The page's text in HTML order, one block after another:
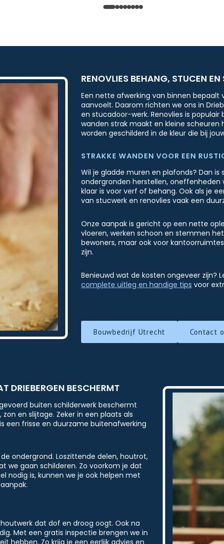
RENOVLIES BEHANG, STUCEN
Een nette afwerking van binnen
aanvoelt. Daarom richten we ons in
en stucadoor-werk. Renovlies is
wanden strak maakt en kleine
worden geschilderd in de kleur die bij
STRAKKE WANDEN VOOR EEN
Wil je gladde muren en plafonds? Dan
ondergronden herstellen,
klaar is voor verf of behang. Ook als je
van stucwerk en renovlies vaak een
Onze aanpak is gericht op een nette
vloeren, werken schoon en stemmen
bewoners, maar ook voor
zijn.
Benieuwd wat de kosten ongeveer zijn?
complete uitleg en handige tips voor
Bouwbedrijf Utrecht Contact
DRIEBERGEN BESCHERMT
buiten schilderwerk beschermt
en slijtage. Zeker in een plaats als
een frisse en duurzame buitenafwerking
ondergrond. Loszittende delen, houtrot,
we gaan schilderen. Zo voorkom je dat
nodig is, kunnen we je ook helpen met
dat dof en droog oogt. Ook na
Met een gratis inspectie brengen we in